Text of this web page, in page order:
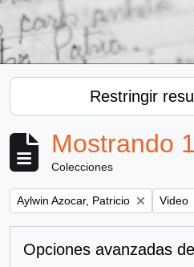
Restringir
Mostrando
Colecciones
Remove filter:
Aylwin Azocar, Patricio Video
Opciones avanzadas